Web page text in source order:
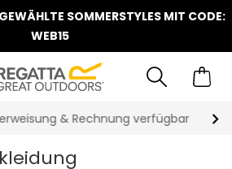
SOMMERSTYLES MIT CODE:
WEB15
& Rechnung verfügbar